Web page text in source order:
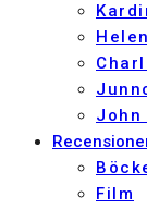
John
Film